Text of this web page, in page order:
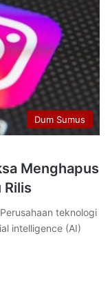
Dum Sumus
Menghapus
Rilis
teknologi
intelligence (AI)